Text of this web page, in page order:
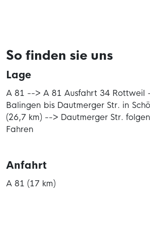
So finden sie uns
Lage
A 81 --> A 81 Ausfahrt 34 Rottweil
Balingen bis Dautmerger Str. in
(26,7 km) --> Dautmerger Str.
Fahren
Anfahrt
A 81 (17 km)